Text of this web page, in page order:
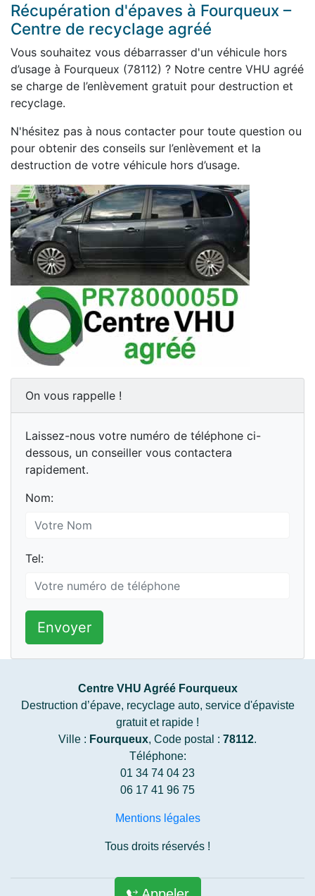
Récupération d'épaves à Fourqueux –
Centre de recyclage agréé
Vous souhaitez vous débarrasser d'un véhicule hors
d’usage à Fourqueux (78112) ? Notre centre VHU agréé
se charge de l’enlèvement gratuit pour destruction et
recyclage.
N'hésitez pas à nous contacter pour toute question ou
pour obtenir des conseils sur l’enlèvement et la
destruction de votre véhicule hors d’usage.
On vous rappelle !
Laissez-nous votre numéro de téléphone ci-
dessous, un conseiller vous contactera
rapidement.
Nom:
Tel:
Envoyer
Centre VHU Agréé Fourqueux
Destruction d’épave, recyclage auto, service d'épaviste
gratuit et rapide !
Ville : Fourqueux, Code postal : 78112.
Téléphone:
01 34 74 04 23
06 17 41 96 75
Mentions légales
Tous droits réservés !